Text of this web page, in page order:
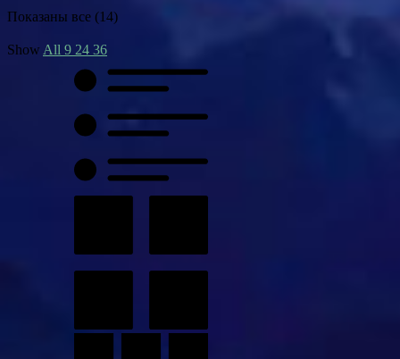
Показаны все (14)
Show All 9 24 36